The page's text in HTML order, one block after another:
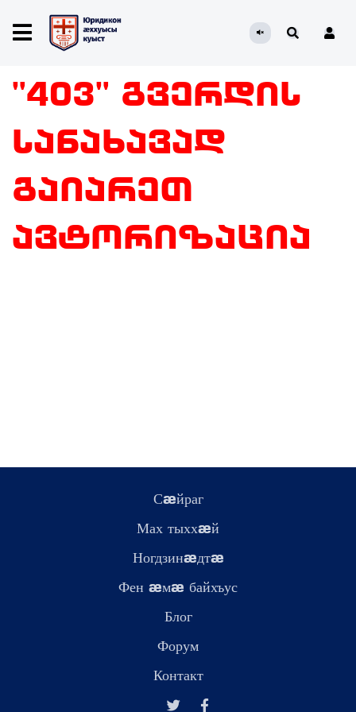
"403" გვერდის
სანახავად
გაიარეთ
ავტორიზაცია
Сæйраг
Мах тыххæй
Ногдзинæдтæ
Фен æмæ байхъус
Блог
Форум
Контакт